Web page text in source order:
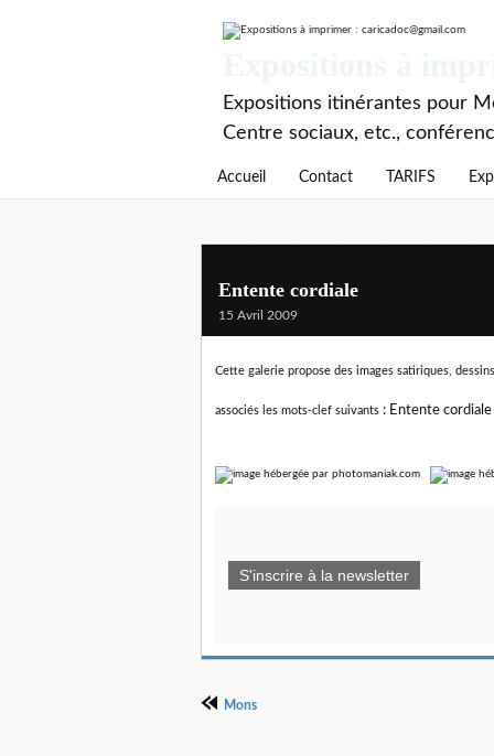
Expositions itinérantes pour
Centre sociaux, etc.,
Accueil Contact TARIFS
Entente cordiale
15 Avril 2009
Cette galerie propose des images satiriques,
associés les mots-clef suivants : Entente cordiale
S'inscrire à la newsletter
Mons